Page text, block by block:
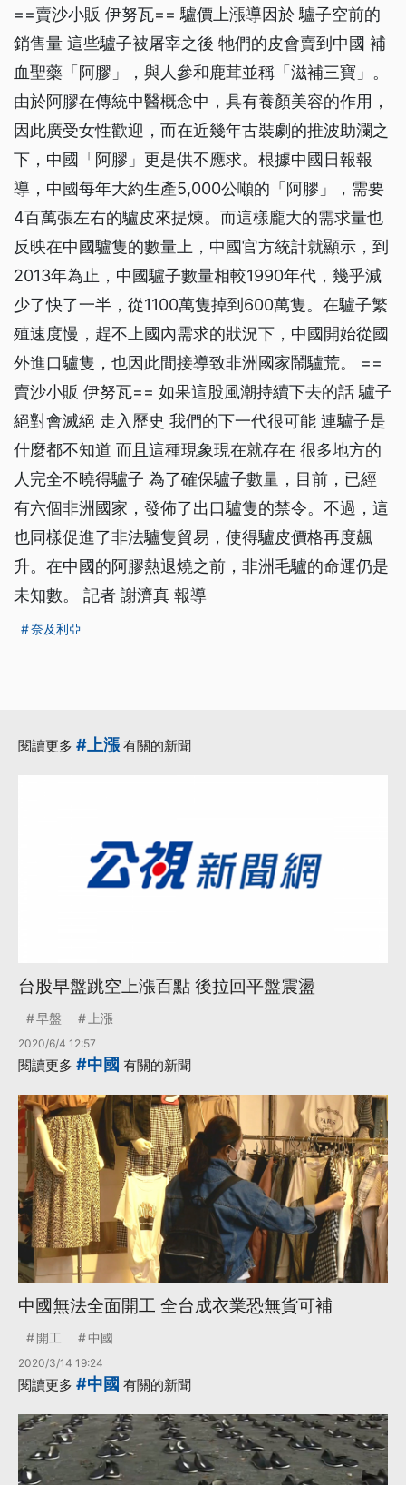
==賣沙小販 伊努瓦== 驢價上漲導因於 驢子空前的
銷售量 這些驢子被屠宰之後 牠們的皮會賣到中國 補
血聖藥「阿膠」，與人參和鹿茸並稱「滋補三寶」。
由於阿膠在傳統中醫概念中，具有養顏美容的作用，
因此廣受女性歡迎，而在近幾年古裝劇的推波助瀾之
下，中國「阿膠」更是供不應求。根據中國日報報
導，中國每年大約生產5,000公噸的「阿膠」，需要
4百萬張左右的驢皮來提煉。而這樣龐大的需求量也
反映在中國驢隻的數量上，中國官方統計就顯示，到
2013年為止，中國驢子數量相較1990年代，幾乎減
少了快了一半，從1100萬隻掉到600萬隻。在驢子繁
殖速度慢，趕不上國內需求的狀況下，中國開始從國
外進口驢隻，也因此間接導致非洲國家鬧驢荒。 ==
賣沙小販 伊努瓦== 如果這股風潮持續下去的話 驢子
絕對會滅絕 走入歷史 我們的下一代很可能 連驢子是
什麼都不知道 而且這種現象現在就存在 很多地方的
人完全不曉得驢子 為了確保驢子數量，目前，已經
有六個非洲國家，發佈了出口驢隻的禁令。不過，這
也同樣促進了非法驢隻貿易，使得驢皮價格再度飆
升。在中國的阿膠熱退燒之前，非洲毛驢的命運仍是
未知數。 記者 謝濟真 報導
奈及利亞
閱讀更多 #上漲 有關的新聞
台股早盤跳空上漲百點 後拉回平盤震盪
早盤 上漲
2020/6/4 12:57
閱讀更多 #中國 有關的新聞
中國無法全面開工 全台成衣業恐無貨可補
開工 中國
2020/3/14 19:24
閱讀更多 #中國 有關的新聞